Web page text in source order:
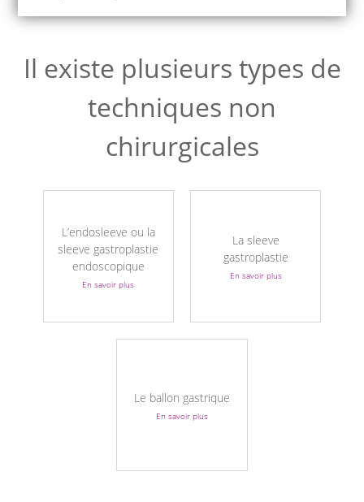
Il existe plusieurs types de
techniques non
chirurgicales
L’endosleeve ou la
sleeve gastroplastie
endoscopique
En savoir plus
La sleeve
gastroplastie
En savoir plus
Le ballon gastrique
En savoir plus